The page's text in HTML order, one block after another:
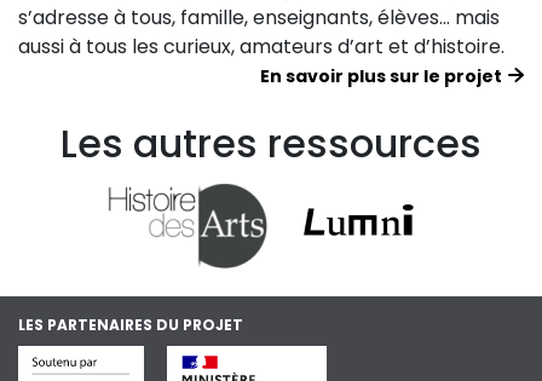
s’adresse à tous, famille, enseignants, élèves… mais
aussi à tous les curieux, amateurs d’art et d’histoire.
En savoir plus sur le projet
Les autres ressources
LES PARTENAIRES DU PROJET